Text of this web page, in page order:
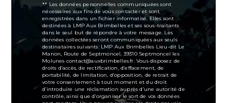
** Les données personnelles communiquées sont
nécessaires aux fins de vous contacter et sont
enregistrées dans un fichier informatisé. Elles sont
destinées à LMP Aux Brimbelles et ses sous-traitants
dans le seul but de répondre à votre message. Les
données collectées seront communiquées aux seuls
destinataires suivants: LMP Aux Brimbelles Lieu-dit Le
Manon, Route de Septmoncel, 39310 Septmoncel les
Molunes contact@auxbrimbelles.fr. Vous disposez de
droits d’accès, de rectification, d’effacement, de
portabilité, de limitation, d’opposition, de retrait de
votre consentement à tout moment et du droit
d’introduire une réclamation auprès d’une autorité de
contrôle, ainsi que d’organiser le sort de vos données